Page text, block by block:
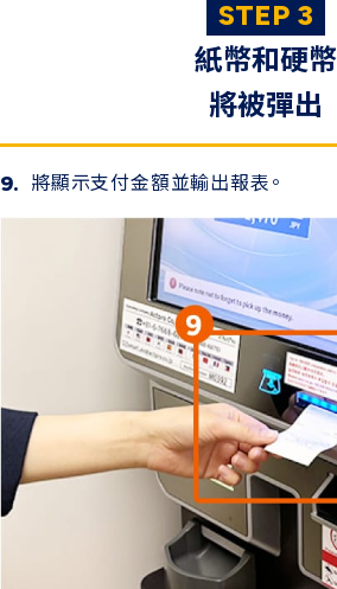
STEP 3
紙幣和硬幣
將被彈出
將顯示支付金額並輸出報表。